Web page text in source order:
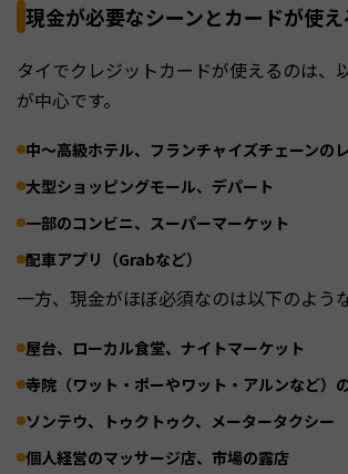
現金が必要なシーンとカードが使え
タイでクレジットカードが使えるのは、
が中心です。
中〜高級ホテル、フランチャイズチェーンの
大型ショッピングモール、デパート
一部のコンビニ、スーパーマーケット
配車アプリ（Grabなど）
一方、現金がほぼ必須なのは以下のよう
屋台、ローカル食堂、ナイトマーケット
寺院（ワット・ポーやワット・アルンなど）
ソンテウ、トゥクトゥク、メータータクシー
個人経営のマッサージ店、市場の露店